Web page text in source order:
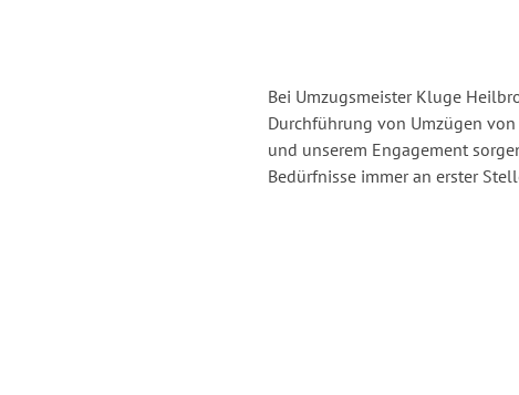
Bei Umzugsmeister Kluge
Durchführung von Umzügen
und unserem Engagement
Bedürfnisse immer an erster